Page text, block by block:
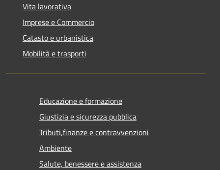
Vita lavorativa
Imprese e Commercio
Catasto e urbanistica
Mobilità e trasporti
Educazione e formazione
Giustizia e sicurezza pubblica
Tributi,finanze e contravvenzioni
Ambiente
Salute, benessere e assistenza